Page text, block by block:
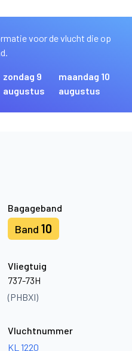
voor de vlucht die op
zondag 9
augustus
maandag 10
augustus
Bagageband
Band 10
Vliegtuig
737-73H
(PHBXI)
Vluchtnummer
KL 1220